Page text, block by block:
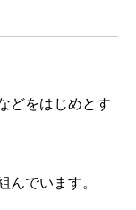
どをはじめとす
んでいます。